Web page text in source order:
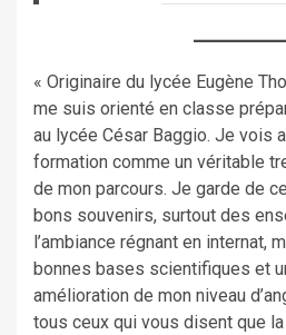
« Originaire du lycée Eugène
me suis orienté en classe
au lycée César Baggio. Je vois
formation comme un véritable
de mon parcours. Je garde de
bons souvenirs, surtout des
l’ambiance régnant en internat,
bonnes bases scientifiques et
amélioration de mon niveau
tous ceux qui vous disent que